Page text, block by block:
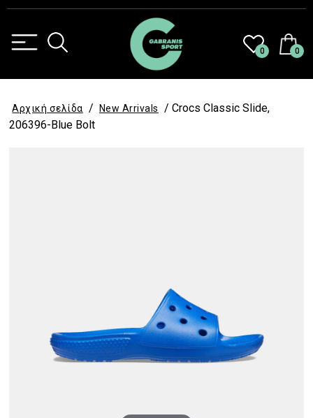
0 0
Αρχική σελίδα / New Arrivals
/ Crocs Classic Slide,
206396-Blue Bolt